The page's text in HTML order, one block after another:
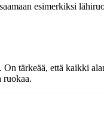
esimerkiksi
On tärkeää, että kaikki
ruokaa.